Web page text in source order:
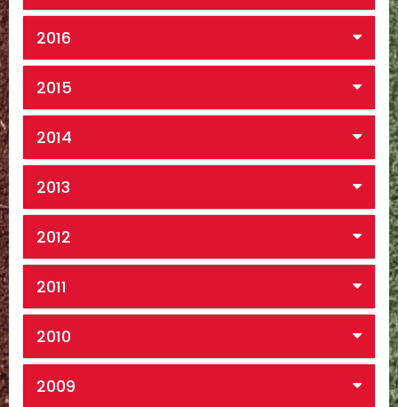
2016
2015
2014
2013
2012
2011
2010
2009